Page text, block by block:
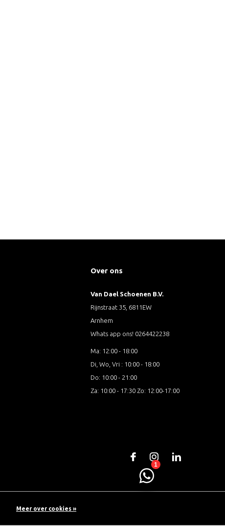
Over ons
Van Dael Schoenen B.V.
Rijnstraat 35, 6811EW
Arnhem
Whats app ons! 0264422238
Ma: 12:00 - 18:00
Di, Wo, Vri : 10:00 - 18:00
Do: 10:00 - 21:00
Za: 10:00 - 17:30 Zo: 12:00-17:00
Meer over cookies »